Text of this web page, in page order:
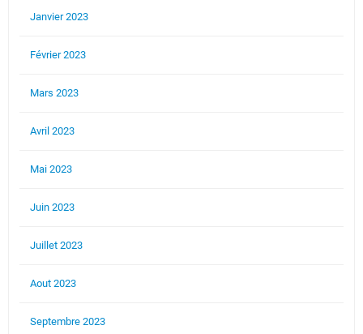
Janvier 2023
Février 2023
Mars 2023
Avril 2023
Mai 2023
Juin 2023
Juillet 2023
Aout 2023
Septembre 2023